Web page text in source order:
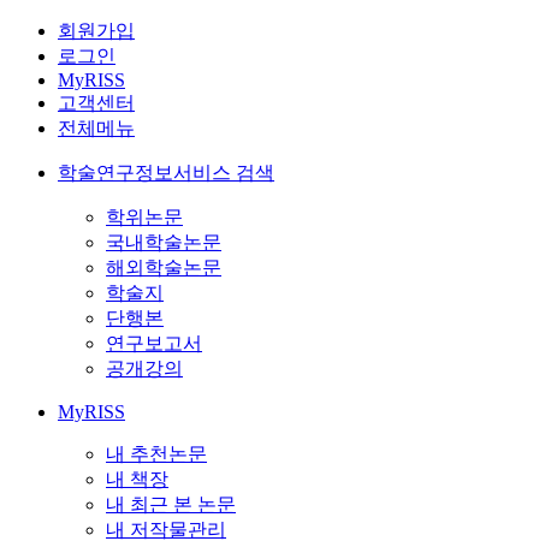
회원가입
로그인
MyRISS
고객센터
전체메뉴
학술연구정보서비스 검색
학위논문
국내학술논문
해외학술논문
학술지
단행본
연구보고서
공개강의
MyRISS
내 추천논문
내 책장
내 최근 본 논문
내 저작물관리